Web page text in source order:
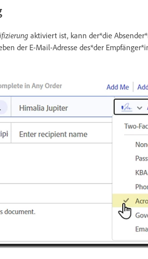
aktiviert ist, kann der*die
der E-Mail-Adresse des*der